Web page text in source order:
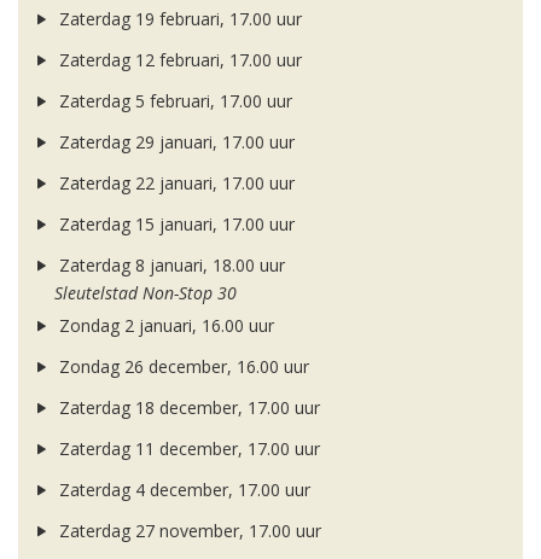
Zaterdag 19 februari, 17.00 uur
Zaterdag 12 februari, 17.00 uur
Zaterdag 5 februari, 17.00 uur
Zaterdag 29 januari, 17.00 uur
Zaterdag 22 januari, 17.00 uur
Zaterdag 15 januari, 17.00 uur
Zaterdag 8 januari, 18.00 uur
Sleutelstad Non-Stop 30
Zondag 2 januari, 16.00 uur
Zondag 26 december, 16.00 uur
Zaterdag 18 december, 17.00 uur
Zaterdag 11 december, 17.00 uur
Zaterdag 4 december, 17.00 uur
Zaterdag 27 november, 17.00 uur